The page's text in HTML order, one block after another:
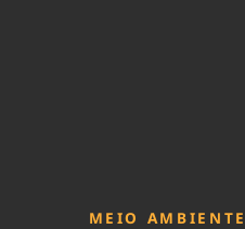
MEIO AMBIENTE